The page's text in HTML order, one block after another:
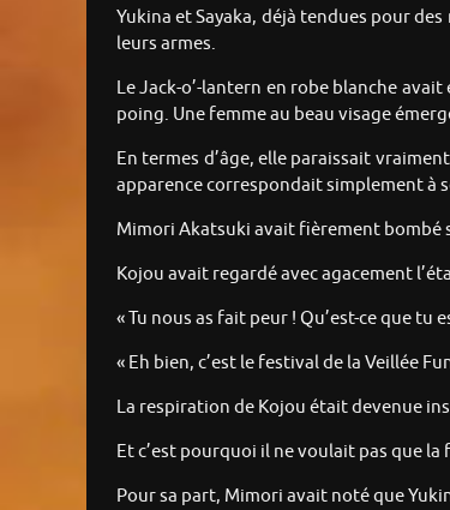
Yukina et Sayaka, déjà tendues pour
leurs armes.
Le Jack-o’-lantern en robe blanche
poing. Une femme au beau visage
En termes d’âge, elle paraissait
apparence correspondait simplement à
Mimori Akatsuki avait fièrement bombé
Kojou avait regardé avec agacement
« Tu nous as fait peur ! Qu’est-ce que tu
« Eh bien, c’est le festival de la Veillée
La respiration de Kojou était devenue
Et c’est pourquoi il ne voulait pas que
Pour sa part, Mimori avait noté que